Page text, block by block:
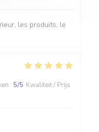
les produits, le
: 5/5 Kwaliteit / Prijs